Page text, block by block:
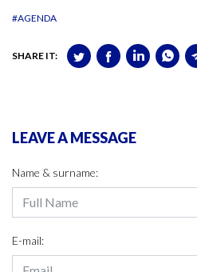
#AGENDA
SHARE IT:
LEAVE A MESSAGE
Name & surname:
E-mail: